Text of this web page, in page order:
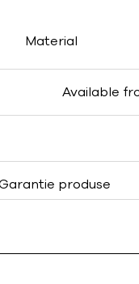
Material
Available
produse